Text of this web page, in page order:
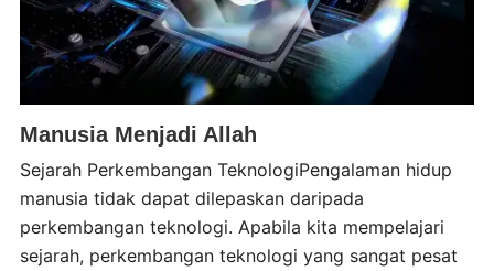
Manusia Menjadi Allah
Sejarah Perkembangan TeknologiPengalaman hidup
manusia tidak dapat dilepaskan daripada
perkembangan teknologi. Apabila kita mempelajari
sejarah, perkembangan teknologi yang sangat pesat